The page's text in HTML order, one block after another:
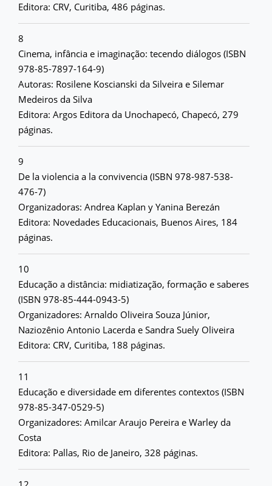
Editora: CRV, Curitiba, 486 páginas.
8
Cinema, infância e imaginação: tecendo diálogos (ISBN
978-85-7897-164-9)
Autoras: Rosilene Koscianski da Silveira e Silemar
Medeiros da Silva
Editora: Argos Editora da Unochapecó, Chapecó, 279
páginas.
9
De la violencia a la convivencia (ISBN 978-987-538-
476-7)
Organizadoras: Andrea Kaplan y Yanina Berezán
Editora: Novedades Educacionais, Buenos Aires, 184
páginas.
10
Educação a distância: midiatização, formação e saberes
(ISBN 978-85-444-0943-5)
Organizadores: Arnaldo Oliveira Souza Júnior,
Naziozênio Antonio Lacerda e Sandra Suely Oliveira
Editora: CRV, Curitiba, 188 páginas.
11
Educação e diversidade em diferentes contextos (ISBN
978-85-347-0529-5)
Organizadores: Amilcar Araujo Pereira e Warley da
Costa
Editora: Pallas, Rio de Janeiro, 328 páginas.